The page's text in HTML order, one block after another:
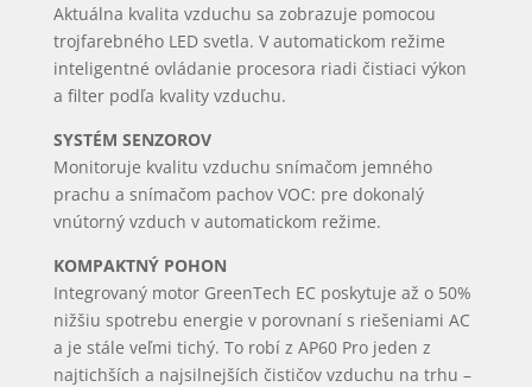
Aktuálna kvalita vzduchu sa zobrazuje pomocou
trojfarebného LED svetla. V automatickom režime
inteligentné ovládanie procesora riadi čistiaci výkon
a filter podľa kvality vzduchu.
SYSTÉM SENZOROV
Monitoruje kvalitu vzduchu snímačom jemného
prachu a snímačom pachov VOC: pre dokonalý
vnútorný vzduch v automatickom režime.
KOMPAKTNÝ POHON
Integrovaný motor GreenTech EC poskytuje až o 50%
nižšiu spotrebu energie v porovnaní s riešeniami AC
a je stále veľmi tichý. To robí z AP60 Pro jeden z
najtichších a najsilnejších čističov vzduchu na trhu –